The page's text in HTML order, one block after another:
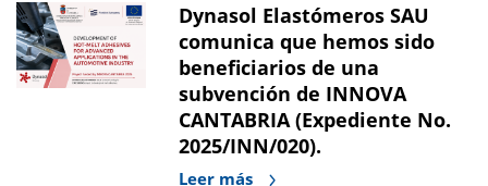
Dynasol Elastómeros SAU
comunica que hemos sido
beneficiarios de una
subvención de INNOVA
CANTABRIA (Expediente No.
2025/INN/020).
Leer más